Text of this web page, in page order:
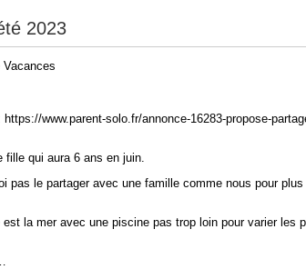
2023
Vacances
www.parent-solo.fr/annonce-16283-propose-
fille qui aura 6 ans en juin.
pas le partager avec une famille comme nous pour
est la mer avec une piscine pas trop loin pour varier les